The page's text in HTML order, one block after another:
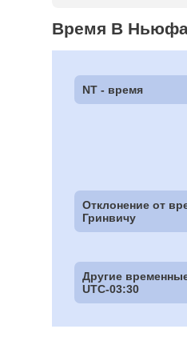
Время В
NT - время
Отклонение от
Гринвичу
Другие
UTC-03:30